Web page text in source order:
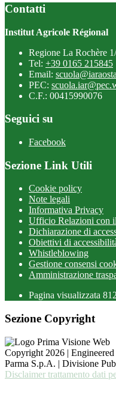
Contatti
Institut Agricole Régional
Regione La Rochère
Tel: +39 0165 215845
Email:
PEC:
C.F.: 00415990076
Seguici su
Facebook
Sezione Link Utili
Cookie policy
Note legali
Informativa Privacy
Ufficio Relazioni con
Dichiarazione di
Obiettivi di
Whistleblowing
Gestione consensi
Amministrazione
Pagina visualizzata
Sezione Copyright
Copyright 2026 |
Parma S.p.A. | Divisione
Disclaimer trattamento dati